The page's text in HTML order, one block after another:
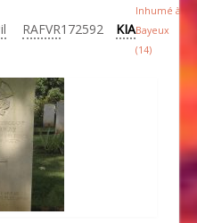
RAFVR172592 KIA
Inhumé à
Bayeux
(14)